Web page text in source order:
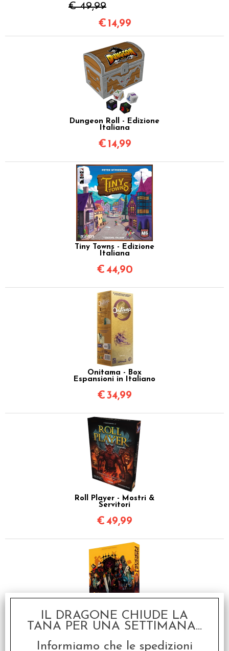
€ 49,99
€ 14,99
Dungeon Roll - Edizione
Italiana
€ 14,99
Tiny Towns - Edizione
Italiana
€44,90
Onitama - Box
Espansioni in Italiano
€34,99
Roll Player - Mostri &
Servitori
€49,99
Hidden Leaders -
Italiano
€24,99
IL DRAGONE CHIUDE LA
TANA PER UNA SETTIMANA...
Informiamo che le spedizioni